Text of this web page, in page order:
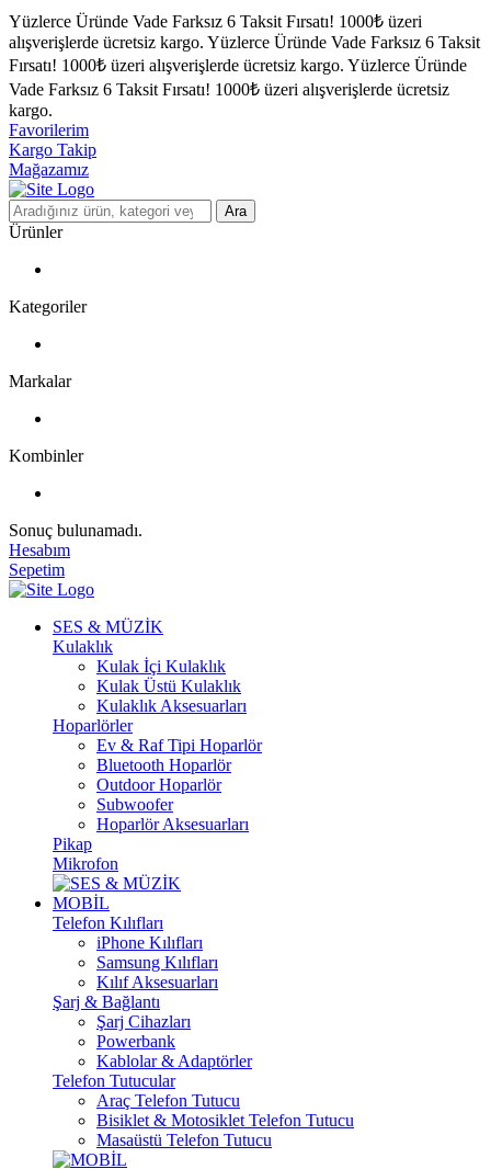
Yüzlerce Üründe Vade Farksız 6 Taksit Fırsatı! 1000₺ üzeri
alışverişlerde ücretsiz kargo. Yüzlerce Üründe Vade Farksız 6 Taksit
Fırsatı! 1000₺ üzeri alışverişlerde ücretsiz kargo. Yüzlerce Üründe
Vade Farksız 6 Taksit Fırsatı! 1000₺ üzeri alışverişlerde ücretsiz
kargo.
Favorilerim
Kargo Takip
Mağazamız
Ara
Ürünler
Kategoriler
Markalar
Kombinler
Sonuç bulunamadı.
Hesabım
Sepetim
SES & MÜZİK
Kulaklık
Kulak İçi Kulaklık
Kulak Üstü Kulaklık
Kulaklık Aksesuarları
Hoparlörler
Ev & Raf Tipi Hoparlör
Bluetooth Hoparlör
Outdoor Hoparlör
Subwoofer
Hoparlör Aksesuarları
Pikap
Mikrofon
MOBİL
Telefon Kılıfları
iPhone Kılıfları
Samsung Kılıfları
Kılıf Aksesuarları
Şarj & Bağlantı
Şarj Cihazları
Powerbank
Kablolar & Adaptörler
Telefon Tutucular
Araç Telefon Tutucu
Bisiklet & Motosiklet Telefon Tutucu
Masaüstü Telefon Tutucu